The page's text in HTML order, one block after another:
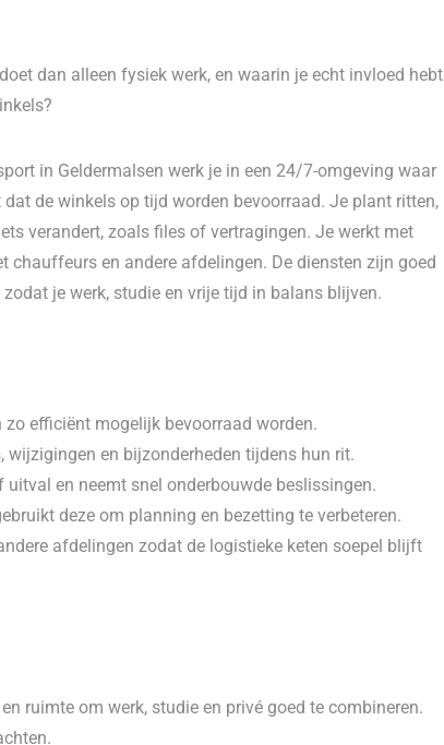
dan alleen fysiek werk, en waarin je echt invloed hebt
in Geldermalsen werk je in een 24/7-omgeving waar
de winkels op tijd worden bevoorraad. Je plant ritten,
verandert, zoals files of vertragingen. Je werkt met
chauffeurs en andere afdelingen. De diensten zijn goed
je werk, studie en vrije tijd in balans blijven.
efficiënt mogelijk bevoorraad worden.
en bijzonderheden tijdens hun rit.
en neemt snel onderbouwde beslissingen.
deze om planning en bezetting te verbeteren.
afdelingen zodat de logistieke keten soepel blijft
ruimte om werk, studie en privé goed te combineren.